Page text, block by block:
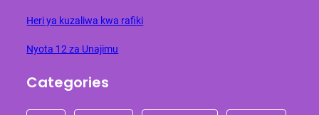
Heri ya kuzaliwa kwa rafiki
Nyota 12 za Unajimu
Categories